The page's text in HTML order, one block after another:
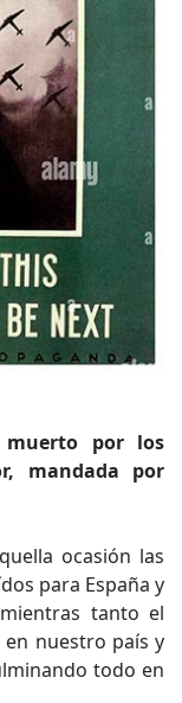
por los
mandada por
ocasión las
para España y
tanto el
nuestro país y
todo en